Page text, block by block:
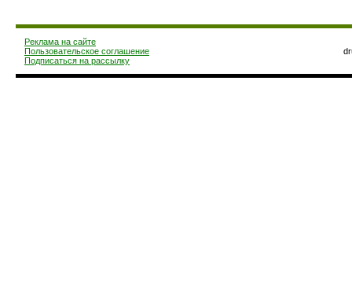
Реклама на сайте
Пользовательское соглашение
Подписаться на рассылку